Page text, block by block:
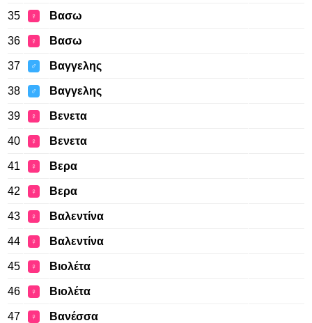
35 ♀ Βασω
36 ♀ Βασω
37 ♂ Βαγγελης
38 ♂ Βαγγελης
39 ♀ Βενετα
40 ♀ Βενετα
41 ♀ Βερα
42 ♀ Βερα
43 ♀ Βαλεντίνα
44 ♀ Βαλεντίνα
45 ♀ Βιολέτα
46 ♀ Βιολέτα
47 ♀ Βανέσσα